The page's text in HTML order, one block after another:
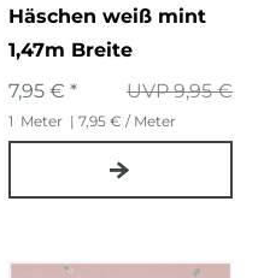
Häschen weiß mint
1,47m Breite
UVP 9,95 €
7,95 € *
1 Meter | 7,95 € / Meter